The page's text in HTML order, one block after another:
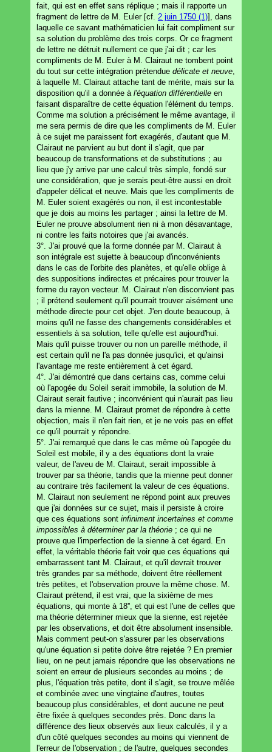
fait, qui est en effet sans réplique ; mais il rapporte un
fragment de lettre de M. Euler [cf. 2 juin 1750 (1)], dans
laquelle ce savant mathématicien lui fait compliment sur
sa solution du problème des trois corps. Or ce fragment
de lettre ne détruit nullement ce que j'ai dit ; car les
compliments de M. Euler à M. Clairaut ne tombent point
du tout sur cette intégration prétendue délicate et neuve
à laquelle M. Clairaut attache tant de mérite, mais sur la
disposition qu'il a donnée à l'équation différentielle en
faisant disparaître de cette équation l'élément du temps.
Comme ma solution a précisément le même avantage, il
me sera permis de dire que les compliments de M. Euler
à ce sujet me paraissent fort exagérés, d'autant que M.
Clairaut ne parvient au but dont il s'agit, que par
beaucoup de transformations et de substitutions ; au
lieu que j'y arrive par une calcul très simple, fondé sur
une considération, que je serais peut-être aussi en droit
d'appeler délicat et neuve. Mais que les compliments de
M. Euler soient exagérés ou non, il est incontestable
que je dois au moins les partager ; ainsi la lettre de M.
Euler ne prouve absolument rien ni à mon désavantage,
ni contre les faits notoires que j'ai avancés.
3°. J'ai prouvé que la forme donnée par M. Clairaut à
son intégrale est sujette à beaucoup d'inconvénients
dans le cas de l'orbite des planètes, et qu'elle oblige à
des suppositions indirectes et précaires pour trouver la
forme du rayon vecteur. M. Clairaut n'en disconvient pas
; il prétend seulement qu'il pourrait trouver aisément une
méthode directe pour cet objet. J'en doute beaucoup, à
moins qu'il ne fasse des changements considérables et
essentiels à sa solution, telle qu'elle est aujourd'hui.
Mais qu'il puisse trouver ou non un pareille méthode, il
est certain qu'il ne l'a pas donnée jusqu'ici, et qu'ainsi
l'avantage me reste entièrement à cet égard.
4°. J'ai démontré que dans certains cas, comme celui
où l'apogée du Soleil serait immobile, la solution de M.
Clairaut serait fautive ; inconvénient qui n'aurait pas lieu
dans la mienne. M. Clairaut promet de répondre à cette
objection, mais il n'en fait rien, et je ne vois pas en effet
ce qu'il pourrait y répondre.
5°. J'ai remarqué que dans le cas même où l'apogée du
Soleil est mobile, il y a des équations dont la vraie
valeur, de l'aveu de M. Clairaut, serait impossible à
trouver par sa théorie, tandis que la mienne peut donner
au contraire très facilement la valeur de ces équations.
M. Clairaut non seulement ne répond point aux preuves
que j'ai données sur ce sujet, mais il persiste à croire
que ces équations sont infiniment incertaines et comme
impossibles à déterminer par la théorie ; ce qui ne
prouve que l'imperfection de la sienne à cet égard. En
effet, la véritable théorie fait voir que ces équations qui
embarrassent tant M. Clairaut, et qu'il devrait trouver
très grandes par sa méthode, doivent être réellement
très petites, et l'observation prouve la même chose. M.
Clairaut prétend, il est vrai, que la sixième de mes
équations, qui monte à 18'', et qui est l'une de celles que
ma théorie déterminer mieux que la sienne, est rejetée
par les observations, et doit être absolument insensible.
Mais comment peut-on s'assurer par les observations
qu'une équation si petite doive être rejetée ? En premier
lieu, on ne peut jamais répondre que les observations ne
soient en erreur de plusieurs secondes au moins ; de
plus, l'équation très petite, dont il s'agit, se trouve mêlée
et combinée avec une vingtaine d'autres, toutes
beaucoup plus considérables, et dont aucune ne peut
être fixée à quelques secondes près. Donc dans la
différence des lieux observés aux lieux calculés, il y a
d'un côté quelques secondes au moins qui viennent de
l'erreur de l'observation ; de l'autre, quelques secondes